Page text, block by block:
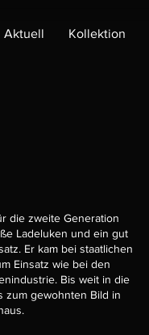
Aktuell Kollektion
die zweite Generation
Ladeluken und ein gut
Er kam bei staatlichen
Einsatz wie bei den
Bis weit in die
zum gewohnten Bild in